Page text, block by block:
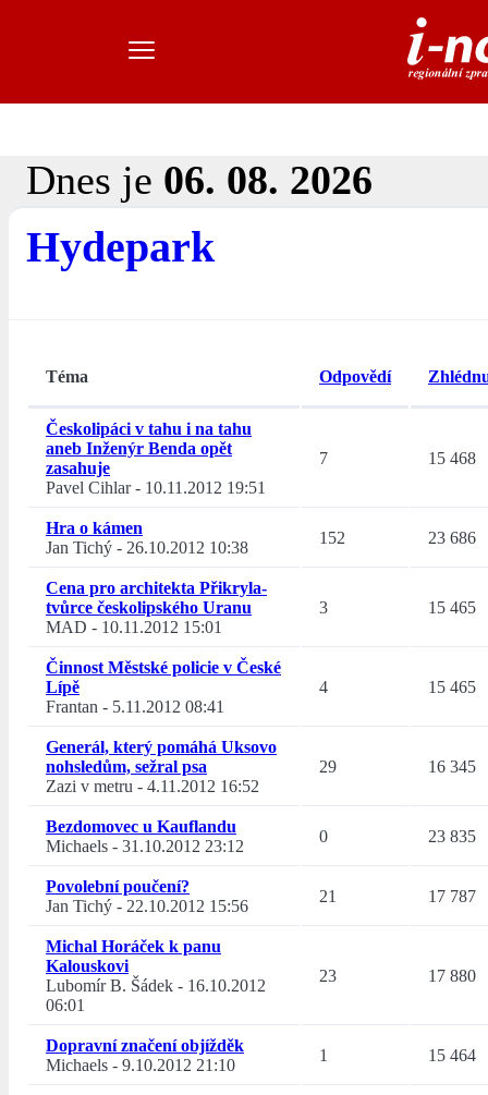
Dnes je 06. 08. 2026
Hydepark
Téma Odpovědí
Českolipáci v tahu i na tahu
aneb Inženýr Benda opět
zasahuje
Pavel Cihlar- 10.11.2012 19:51
7 15 468
Hra o kámen
Jan Tichý - 26.10.2012 10:38
152 23 686
Cena pro architekta Přikryla-
tvůrce českolipského Uranu
MAD - 10.11.2012 15:01
3 15 465
Činnost Městské policie v České
Lípě
Frantan - 5.11.2012 08:41
4 15 465
Generál, který pomáhá Uksovo
nohsledům, sežral psa
Zazi v metru - 4.11.2012 16:52
29 16 345
Bezdomovec u Kauflandu
Michaels - 31.10.2012 23:12
0 23 835
Povolební poučení?
Jan Tichý - 22.10.2012 15:56
21 17 787
Michal Horáček k panu
Kalouskovi
Lubomír B. Šádek - 16.10.2012
06:01
23 17 880
Dopravní značení objížděk
Michaels - 9.10.2012 21:10
1 15 464